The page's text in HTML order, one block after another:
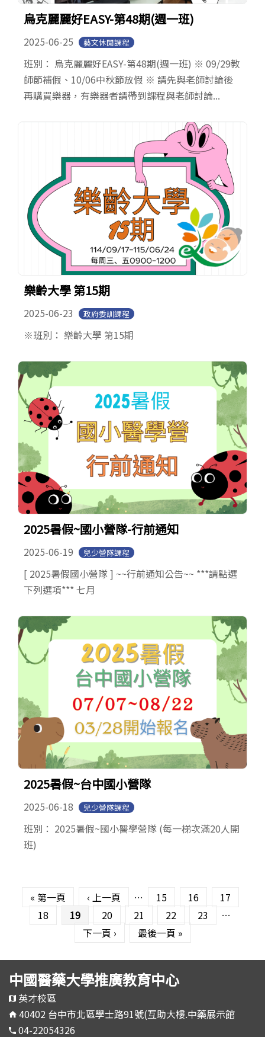
烏克麗麗好EASY-第48期(週一班)
2025-06-25 藝文休閒課程
班別： 烏克麗麗好EASY-第48期(週一班) ※ 09/29教
師節補假、10/06中秋節放假 ※ 請先與老師討論後
再購買樂器，有樂器者請帶到課程與老師討論...
樂齡大學 第15期
2025-06-23 政府委訓課程
※班別： 樂齡大學 第15期
2025暑假~國小營隊-行前通知
2025-06-19 兒少營隊課程
[ 2025暑假國小營隊 ] ~~行前通知公告~~ ***請點選
下列選項*** 七月
2025暑假~台中國小營隊
2025-06-18 兒少營隊課程
班別： 2025暑假~國小醫學營隊 (每一梯次滿20人開
班)
« 第一頁 ‹ 上一頁 … 15 16
17
18
19 20 21 22 23
…
下一頁 ›
最後一頁 »
中國醫藥大學推廣教育中心
英才校區
40402 台中市北區學士路91號(互助大樓.中藥展示館
04-22054326